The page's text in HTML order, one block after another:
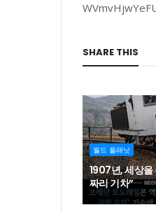
SHARE THIS
월드 플래닛
1907년, 세상을
짜리 기차”